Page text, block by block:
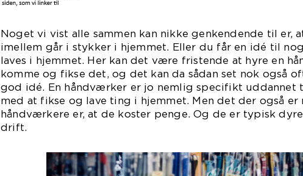
Noget vi vist alle sammen kan nikke genkendende til er,
imellem går i stykker i hjemmet. Eller du får en idé til
laves i hjemmet. Her kan det være fristende at hyre en
komme og fikse det, og det kan da sådan set nok også
god idé. En håndværker er jo nemlig specifikt uddannet
med at fikse og lave ting i hjemmet. Men det der også er
håndværkere er, at de koster penge. Og de er typisk
drift.